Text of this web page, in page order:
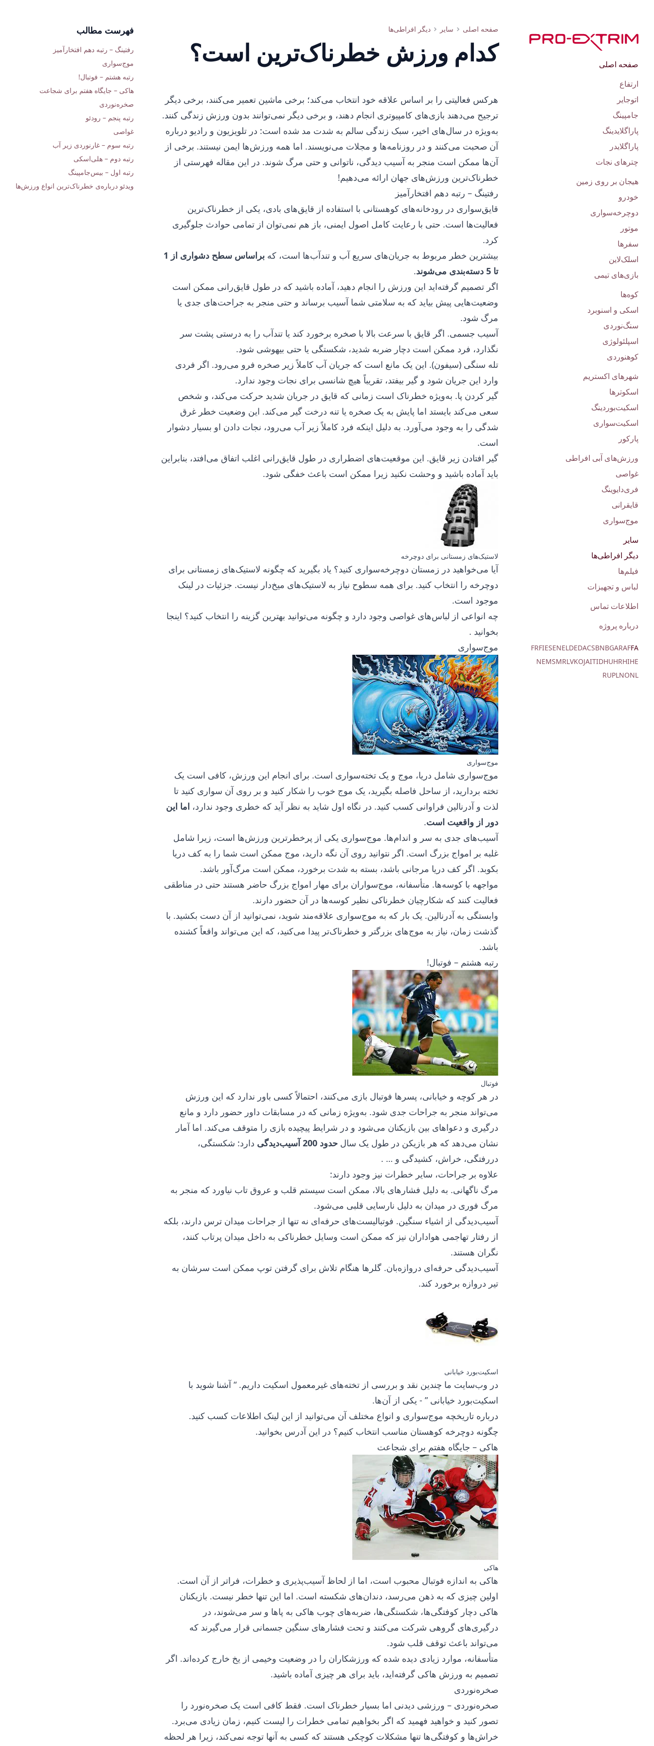
صفحه اصلی
ارتفاع
اتوجایر
جامپینگ
پاراگلایدینگ
پاراگلایدر
چترهای نجات
هیجان بر روی زمین
خودرو
دوچرخه‌سواری
موتور
سفرها
اسلک‌لاین
بازی‌های تیمی
کوه‌ها
اسکی و اسنوبرد
سنگ‌نوردی
اسپلئولوژی
کوهنوردی
شهرهای اکستریم
اسکوترها
اسکیت‌بوردینگ
اسکیت‌سواری
پارکور
ورزش‌های آبی افراطی
غواصی
فری‌دایوینگ
قایقرانی
موج‌سواری
سایر
دیگر افراطی‌ها
فیلم‌ها
لباس و تجهیزات
اطلاعات تماس
درباره پروژه
FA
AF
AR
BG
BN
CS
DA
DE
EL
EN
ES
FI
FR
HE
HI
HR
HU
ID
IT
JA
KO
LV
MR
MS
NE
NL
NO
PL
RU
صفحه اصلی سایر دیگر افراطی‌ها فهرست ده ورزش خطرناک جهان
کدام ورزش خطرناک‌ترین است؟
هرکس فعالیتی را بر اساس علاقه خود انتخاب می‌کند؛ برخی ماشین تعمیر می‌کنند، برخی دیگر
ترجیح می‌دهند بازی‌های کامپیوتری انجام دهند، و برخی دیگر نمی‌توانند بدون ورزش زندگی کنند.
به‌ویژه در سال‌های اخیر، سبک زندگی سالم به شدت مد شده است: در تلویزیون و رادیو درباره
آن صحبت می‌کنند و در روزنامه‌ها و مجلات می‌نویسند. اما همه ورزش‌ها ایمن نیستند. برخی از
آن‌ها ممکن است منجر به آسیب دیدگی، ناتوانی و حتی مرگ شوند. در این مقاله فهرستی از
خطرناک‌ترین ورزش‌های جهان ارائه می‌دهیم!
رفتینگ – رتبه دهم افتخارآمیز
قایق‌سواری در رودخانه‌های کوهستانی با استفاده از قایق‌های بادی، یکی از خطرناک‌ترین
فعالیت‌ها است. حتی با رعایت کامل اصول ایمنی، باز هم نمی‌توان از تمامی حوادث جلوگیری
کرد.
بیشترین خطر مربوط به جریان‌های سریع آب و تندآب‌ها است، که
براساس سطح دشواری از 1
تا 5 دسته‌بندی می‌شوند
.
اگر تصمیم گرفته‌اید این ورزش را انجام دهید، آماده باشید که در طول قایق‌رانی ممکن است
وضعیت‌هایی پیش بیاید که به سلامتی شما آسیب برساند و حتی منجر به جراحت‌های جدی یا
مرگ شود.
آسیب جسمی. اگر قایق با سرعت بالا با صخره برخورد کند یا تندآب را به درستی پشت سر
نگذارد، فرد ممکن است دچار ضربه شدید، شکستگی یا حتی بیهوشی شود.
تله سنگی (سیفون). این یک مانع است که جریان آب کاملاً زیر صخره فرو می‌رود. اگر فردی
وارد این جریان شود و گیر بیفتد، تقریباً هیچ شانسی برای نجات وجود ندارد.
گیر کردن پا. به‌ویژه خطرناک است زمانی که قایق در جریان شدید حرکت می‌کند، و شخص
سعی می‌کند بایستد اما پایش به یک صخره یا تنه درخت گیر می‌کند. این وضعیت خطر غرق
شدگی را به وجود می‌آورد. به دلیل اینکه فرد کاملاً زیر آب می‌رود، نجات دادن او بسیار دشوار
است.
گیر افتادن زیر قایق. این موقعیت‌های اضطراری در طول قایق‌رانی اغلب اتفاق می‌افتد، بنابراین
باید آماده باشید و وحشت نکنید زیرا ممکن است باعث خفگی شود.
لاستیک‌های زمستانی برای دوچرخه
آیا می‌خواهید در زمستان دوچرخه‌سواری کنید؟ یاد بگیرید که چگونه لاستیک‌های زمستانی برای
دوچرخه را انتخاب کنید. برای همه سطوح نیاز به لاستیک‌های میخ‌دار نیست. جزئیات در لینک
موجود است.
چه انواعی از لباس‌های غواصی وجود دارد و چگونه می‌توانید بهترین گزینه را انتخاب کنید؟ اینجا
بخوانید .
موج‌سواری
موج‌سواری
موج‌سواری شامل دریا، موج و یک تخته‌سواری است. برای انجام این ورزش، کافی است یک
تخته بردارید، از ساحل فاصله بگیرید، یک موج خوب را شکار کنید و بر روی آن سواری کنید تا
لذت و آدرنالین فراوانی کسب کنید. در نگاه اول شاید به نظر آید که خطری وجود ندارد، اما این
دور از واقعیت است.
آسیب‌های جدی به سر و اندام‌ها. موج‌سواری یکی از پرخطرترین ورزش‌ها است، زیرا شامل
غلبه بر امواج بزرگ است. اگر نتوانید روی آن نگه دارید، موج ممکن است شما را به کف دریا
بکوبد. اگر کف دریا مرجانی باشد، بسته به شدت برخورد، ممکن است مرگ‌آور باشد.
مواجهه با کوسه‌ها. متأسفانه، موج‌سواران برای مهار امواج بزرگ حاضر هستند حتی در مناطقی
فعالیت کنند که شکارچیان خطرناکی نظیر کوسه‌ها در آن حضور دارند.
وابستگی به آدرنالین. یک بار که به موج‌سواری علاقه‌مند شوید، نمی‌توانید از آن دست بکشید. با
گذشت زمان، نیاز به موج‌های بزرگتر و خطرناک‌تر پیدا می‌کنید، که این می‌تواند واقعاً کشنده
باشد.
رتبه هشتم – فوتبال!
فوتبال
در هر کوچه و خیابانی، پسرها فوتبال بازی می‌کنند، احتمالاً کسی باور ندارد که این ورزش
می‌تواند منجر به جراحات جدی شود. به‌ویژه زمانی که در مسابقات داور حضور دارد و مانع
درگیری و دعواهای بین بازیکنان می‌شود و در شرایط پیچیده بازی را متوقف می‌کند. اما آمار
نشان می‌دهد که هر بازیکن در طول یک سال حدود 200 آسیب‌دیدگی
دارد: شکستگی،
دررفتگی، خراش، کشیدگی و … .
علاوه بر جراحات، سایر خطرات نیز وجود دارند:
مرگ ناگهانی. به دلیل فشارهای بالا، ممکن است سیستم قلب و عروق تاب نیاورد که منجر به
مرگ فوری در میدان به دلیل نارسایی قلبی می‌شود.
آسیب‌دیدگی از اشیاء سنگین. فوتبالیست‌های حرفه‌ای نه تنها از جراحات میدان ترس دارند، بلکه
از رفتار تهاجمی هواداران نیز که ممکن است وسایل خطرناکی به داخل میدان پرتاب کنند،
نگران هستند.
آسیب‌دیدگی حرفه‌ای دروازه‌بان. گلرها هنگام تلاش برای گرفتن توپ ممکن است سرشان به
تیر دروازه برخورد کند.
اسکیت‌بورد خیابانی
در وب‌سایت ما چندین نقد و بررسی از تخته‌های غیرمعمول اسکیت داریم. “آشنا شوید با
اسکیت‌بورد خیابانی ” - یکی از آن‌ها.
درباره تاریخچه موج‌سواری و انواع مختلف آن می‌توانید از این لینک اطلاعات کسب کنید.
چگونه دوچرخه کوهستان مناسب انتخاب کنیم؟ در این آدرس بخوانید.
هاکی – جایگاه هفتم برای شجاعت
هاکی
هاکی به اندازه فوتبال محبوب است، اما از لحاظ آسیب‌پذیری و خطرات، فراتر از آن است.
اولین چیزی که به ذهن می‌رسد، دندان‌های شکسته است. اما این تنها خطر نیست. بازیکنان
هاکی دچار کوفتگی‌ها، شکستگی‌ها، ضربه‌های چوب هاکی به پاها و سر می‌شوند، در
درگیری‌های گروهی شرکت می‌کنند و تحت فشارهای سنگین جسمانی قرار می‌گیرند که
می‌تواند باعث توقف قلب شود.
متأسفانه، موارد زیادی دیده شده که ورزشکاران را در وضعیت وخیمی از یخ خارج کرده‌اند. اگر
تصمیم به ورزش هاکی گرفته‌اید، باید برای هر چیزی آماده باشید.
صخره‌نوردی
صخره‌نوردی – ورزشی دیدنی اما بسیار خطرناک است. فقط کافی است یک صخره‌نورد را
تصور کنید و خواهید فهمید که اگر بخواهیم تمامی خطرات را لیست کنیم، زمان زیادی می‌برد.
خراش‌ها و کوفتگی‌ها تنها مشکلات کوچکی هستند که کسی به آنها توجه نمی‌کند، زیرا هر لحظه
فهرست مطالب
رفتینگ – رتبه دهم افتخارآمیز
موج‌سواری
رتبه هشتم – فوتبال!
هاکی – جایگاه هفتم برای شجاعت
صخره‌نوردی
رتبه پنجم – رودئو
غواصی
رتبه سوم – غارنوردی زیر آب
رتبه دوم – هلی‌اسکی
رتبه اول – بیس‌جامپینگ
ویدئو درباره‌ی خطرناک‌ترین انواع ورزش‌ها